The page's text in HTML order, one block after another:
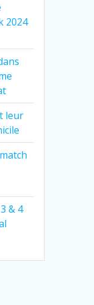
2024
leur
& 4